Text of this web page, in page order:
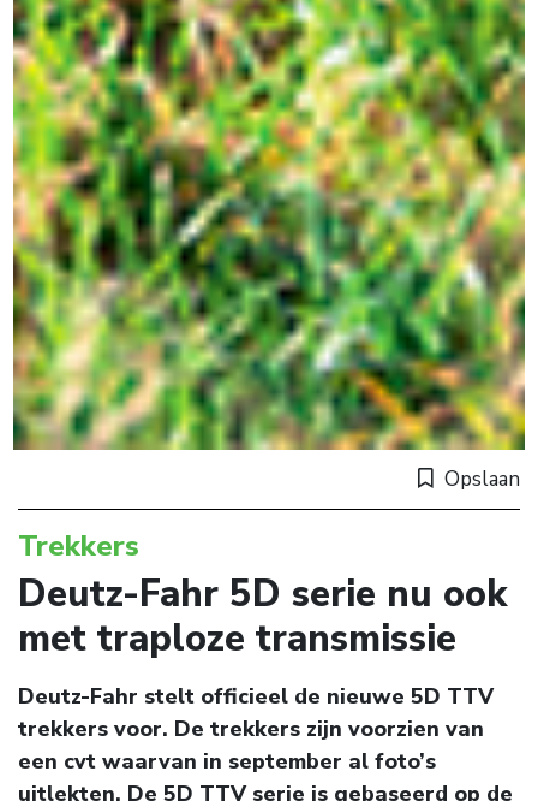
Opslaan
Trekkers
Deutz-Fahr 5D serie nu ook
met traploze transmissie
Deutz-Fahr stelt officieel de nieuwe 5D TTV
trekkers voor. De trekkers zijn voorzien van
een cvt waarvan in september al foto’s
uitlekten. De 5D TTV serie is gebaseerd op de